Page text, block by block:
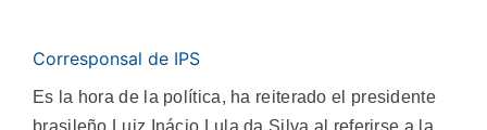
Corresponsal de IPS
Es la hora de la política, ha reiterado el presidente
brasileño Luiz Inácio Lula da Silva al referirse a la